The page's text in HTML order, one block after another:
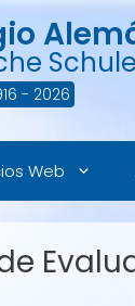
- 2026
Web